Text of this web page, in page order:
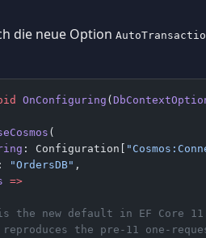
die neue Option
OnConfiguring (
(
: Configuration[
: "OrdersDB" ,
=>
the new default in EF Core
the pre-11 one-